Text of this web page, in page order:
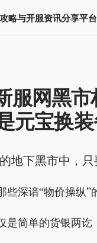
略与开服资讯分享平台
网黑市
元宝换装
地下黑市中，
深谙“物价操纵
简单的货银两讫